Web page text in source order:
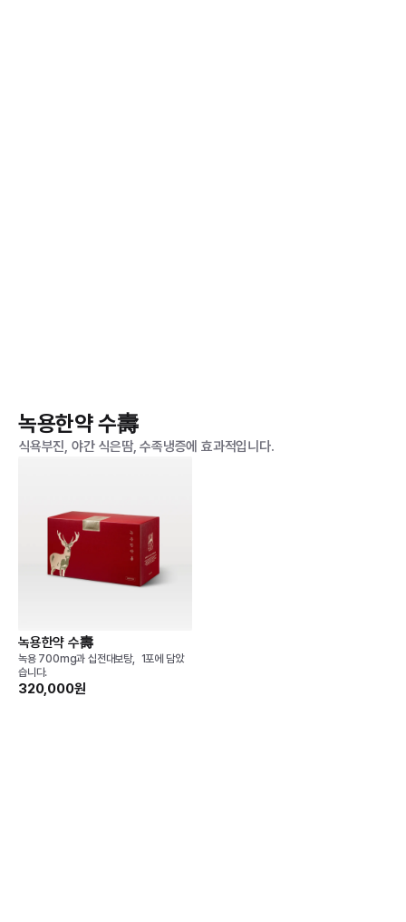
녹용한약 수壽
식욕부진, 야간 식은땀, 수족냉증에 효과적입니다.
녹용한약 수壽
녹용 700mg과 십전대보탕, 1포에 담았
습니다.
320,000원